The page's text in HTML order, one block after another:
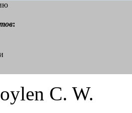
:
C. W.